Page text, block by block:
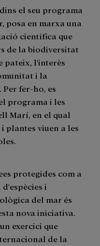
el seu programa
posa en marxa una
científica que
de la biodiversitat
pateix, l'interès
i la
fer-ho, es
programa i les
Marí, en el qual
plantes viuen a les
protegides com a
i
del mar és
nova iniciativa.
exercici que
de la